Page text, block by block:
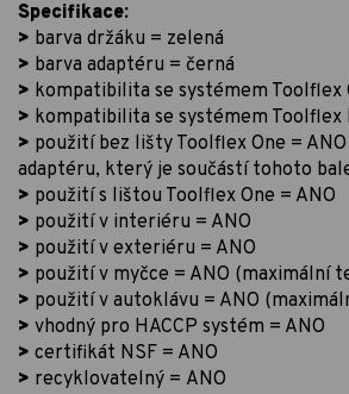
Specifikace:
> barva držáku = zelená
> barva adaptéru = černá
> kompatibilita se systémem Toolflex
> kompatibilita se systémem Toolflex
> použití bez lišty Toolflex One =
adaptéru, který je součástí tohoto
> použití s lištou Toolflex One = ANO
> použití v interiéru = ANO
> použití v exteriéru = ANO
> použití v myčce = ANO (maximální
> použití v autoklávu = ANO
> vhodný pro HACCP systém = ANO
> certifikát NSF = ANO
> recyklovatelný = ANO